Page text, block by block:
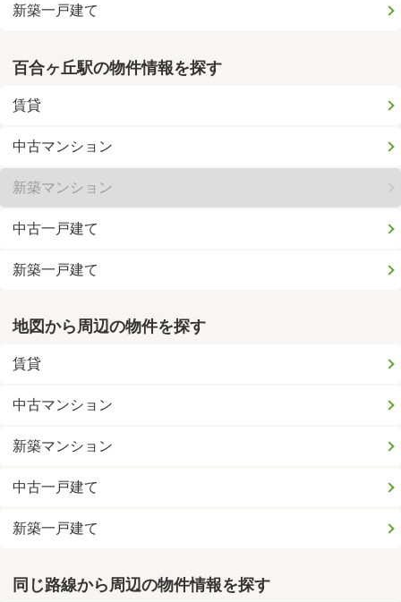
新築一戸建て
百合ヶ丘駅の物件情報を探す
賃貸
中古マンション
新築マンション
中古一戸建て
新築一戸建て
地図から周辺の物件を探す
賃貸
中古マンション
新築マンション
中古一戸建て
新築一戸建て
同じ路線から周辺の物件情報を探す